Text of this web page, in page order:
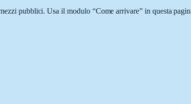
pubblici. Usa il modulo “Come arrivare” in questa